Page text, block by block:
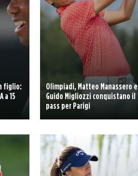
figlio:
a 15
Olimpiadi, Matteo Manassero e
Guido Migliozzi conquistano il
pass per Parigi